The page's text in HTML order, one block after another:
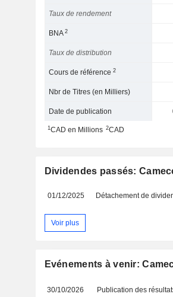
Taux de rendement
BNA2
Taux de distribution
Cours de référence2
Nbr de Titres (en Milliers)
Date de publication
1CAD en Millions 2CAD
Dividendes passés:
01/12/2025 Détachement de
Voir plus
Evénements à venir:
30/10/2026 Publication des